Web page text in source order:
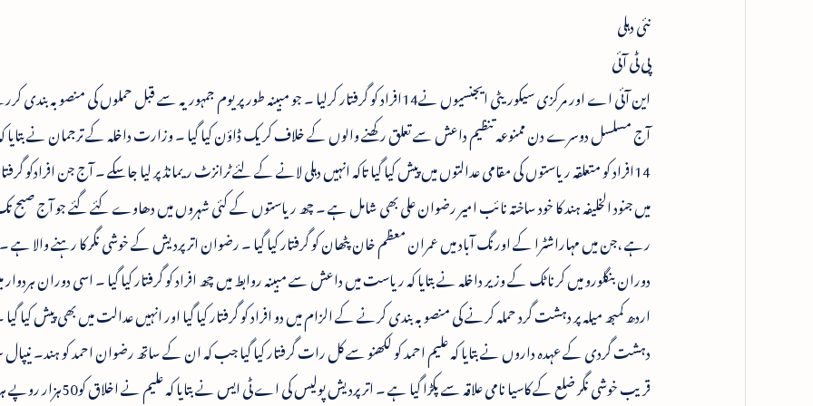
نئی دہلی
پی ٹی آئی
این آئی اے اور مرکزی سیکوریٹی ایجنسیوں نے14افراد کو گرفتار کرلیا ۔ جو مبینہ طور پر یوم جمہوریہ سے قبل حملوں کی منصوبہ
آج مسلسل دوسرے دن ممنوعہ تنظیم داعش سے تعلق رکھنے والوں کے خلاف کریک ڈاؤن کیا گیا ۔ وزارت داخلہ کے ترجمان نے بتایا
14افراد کو متعلقہ ریاستوں کی مقامی عدالتوں میں پیش کیا گیا تاکہ انہیں دہلی لانے کے لئے ٹرانزٹ ریمانڈ پر لیا جاسکے ۔ آج جن افرادکو
میں جنود الخلیفہ ہند کا خود ساختہ نائب امیر رضوان علی بھی شامل ہے ۔ چھ ریاستوں کے کئی شہروں میں دھاوے کئے گئے جو آج
رہے ،جن میں مہاراشٹرا کے اورنگ آباد میں عمران معظم خان پٹھان کو گرفتار کیا گیا ۔ رضوان اتر پردیش کے خوشی نگر کا رہنے والا
دوران بنگلورو میں کرناٹک کے وزیر داخلہ نے بتایا کہ ریاست میں داعش سے مبینہ روابط میں چھ افراد کو گرفتار کیا گیا ۔ اسی دوران
اردھ کمبھ میلہ پر دہشت گرد حملہ کرنے کی منصوبہ بندی کرنے کے الزام میں دو افراد کو گرفتار کیا گیا اور انہیں عدالت میں بھی پیش کیا
دہشت گردی کے عہدہ داروں نے بتایا کہ علیم احمد کو لکھنو سے کل رات گرفتار کیا گیا جب کہ ان کے ساتھ رضوان احمد کو ہند۔
قریب خوشی نگر ضلع کے کاسیا نامی علاقہ سے پکڑا گیا ہے ۔ اتر پردیش